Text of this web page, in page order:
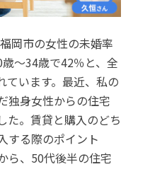
岡市の女性の未婚率
～34歳で42％と、全
ています。最近、私の
独身女性からの住宅
た。賃貸と購入のどち
る際のポイント
ら、50代後半の住宅